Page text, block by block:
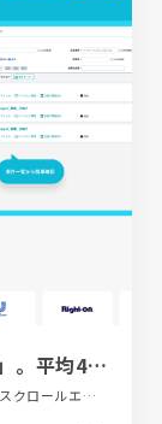
AdFlow | 制作部門に「働き方改革」。平均45%の工数削減、広告効果の分析、履歴の管理、素材管理まで一元化。マネージメント業務の効率化に。
LP・特集ページ、イラスト、オンラインサービス、スクロールエフェクト、タイポグラフィー、フラットデザイン、ブルー系